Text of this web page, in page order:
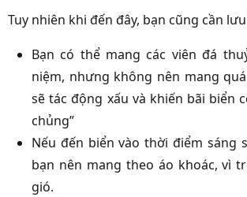
Tuy nhiên khi đến đây, bạn cũng cần
Bạn có thể mang các viên đá
niệm, nhưng không nên mang
sẽ tác động xấu và khiến bãi biển
chủng”
Nếu đến biển vào thời điểm sáng
bạn nên mang theo áo khoác, vì
gió.